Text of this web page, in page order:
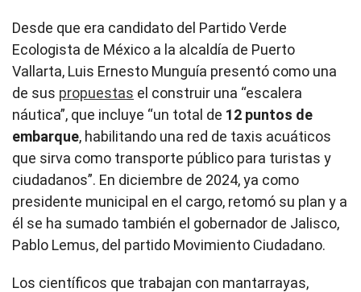
Desde que era candidato del Partido Verde
Ecologista de México a la alcaldía de Puerto
Vallarta, Luis Ernesto Munguía presentó como una
de sus propuestas el construir una “escalera
náutica”, que incluye “un total de 12 puntos de
embarque, habilitando una red de taxis acuáticos
que sirva como transporte público para turistas y
ciudadanos”. En diciembre de 2024, ya como
presidente municipal en el cargo, retomó su plan y a
él se ha sumado también el gobernador de Jalisco,
Pablo Lemus, del partido Movimiento Ciudadano.
Los científicos que trabajan con mantarrayas,